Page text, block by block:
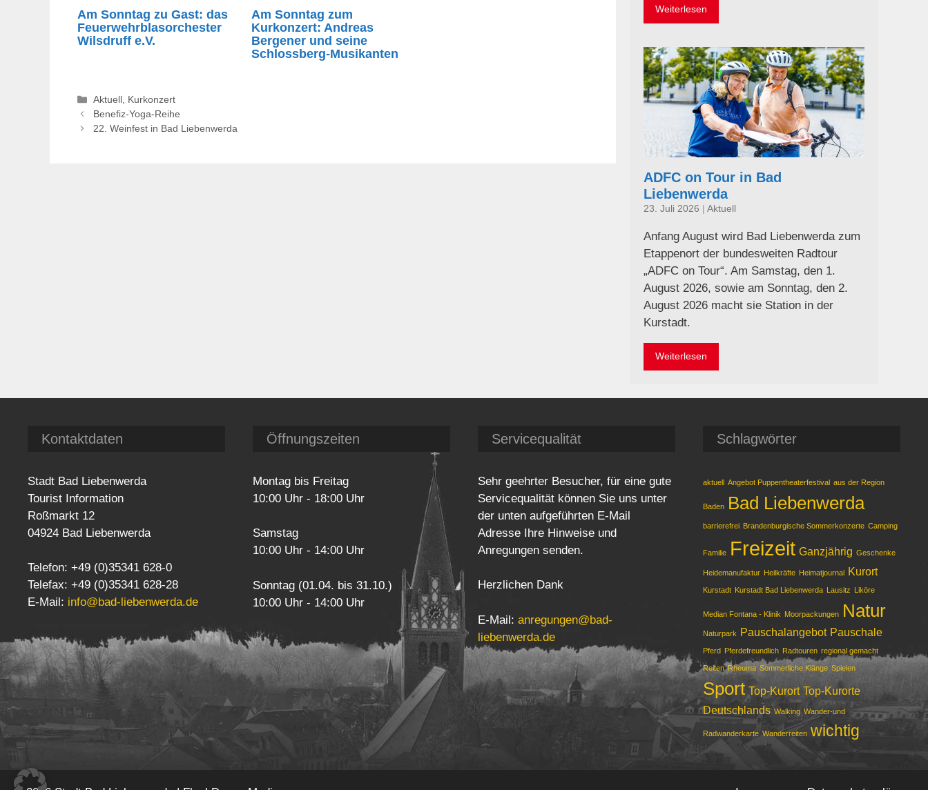
Am Sonntag zu Gast: das
Feuerwehrblasorchester
Wilsdruff e.V.
Am Sonntag zum
Kurkonzert: Andreas
Bergener und seine
Schlossberg-Musikanten
Kategorien
Aktuell Kurkonzert
Benefiz-Yoga-Reihe
22. Weinfest in Bad Liebenwerda
Weiterlesen
ADFC on Tour in Bad
Liebenwerda
23. Juli 2026 Aktuell
Anfang August wird Bad Liebenwerda zum
Etappenort der bundesweiten Radtour
„ADFC on Tour“. Am Samstag, den 1.
August 2026, sowie am Sonntag, den 2.
August 2026 macht sie Station in der
Kurstadt.
Weiterlesen
Kontaktdaten
Stadt Bad Liebenwerda
Tourist Information
Roßmarkt 12
04924 Bad Liebenwerda
Telefon: +49 (0)35341 628-0
Telefax: +49 (0)35341 628-28
E-Mail: info@bad-liebenwerda.de
Öffnungszeiten
Montag bis Freitag
10:00 Uhr - 18:00 Uhr
Samstag
10:00 Uhr - 14:00 Uhr
Sonntag (01.04. bis 31.10.)
10:00 Uhr - 14:00 Uhr
Servicequalität
Sehr geehrter Besucher, für eine gute
Servicequalität können Sie uns unter
der unten aufgeführten E-Mail
Adresse Ihre Hinweise und
Anregungen senden.
Herzlichen Dank
E-Mail: anregungen@bad-
liebenwerda.de
Schlagwörter
aktuell Angebot Puppentheaterfestival aus der Region
Baden Bad Liebenwerda
barrierefrei Brandenburgische Sommerkonzerte Camping
Familie Freizeit Ganzjährig Geschenke
Heidemanufaktur Heilkräfte Heimatjournal Kurort
Kurstadt Kurstadt Bad Liebenwerda Lausitz Liköre
Median Fontana - Klinik Moorpackungen Natur
Naturpark Pauschalangebot Pauschale
Pferd Pferdefreundlich Radtouren regional gemacht
Reiten Rheuma Sommerliche Klänge Spielen
Sport Top-Kurort Top-Kurorte
Deutschlands Walking Wander-und
Radwanderkarte Wanderreiten wichtig